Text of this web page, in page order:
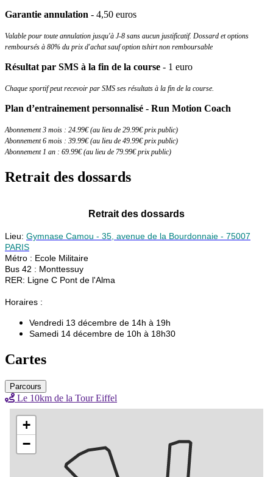
Garantie annulation - 4,50 euros
Valable pour toute annulation jusqu'à J-8 sans aucun justificatif. Dossard et options
remboursés à 80% du prix d'achat sauf option tshirt non remboursable
Résultat par SMS à la fin de la course - 1 euro
Chaque sportif peut recevoir par SMS ses résultats à la fin de la course.
Plan d’entrainement personnalisé - Run Motion Coach
Abonnement 3 mois : 24.99€ (au lieu de 29.99€ prix public)
Abonnement 6 mois : 39.99€ (au lieu de 49.99€ prix public)
Abonnement 1 an : 69.99€ (au lieu de 79.99€ prix public)
Retrait des dossards
Retrait des dossards
Lieu: Gymnase Camou - 35, avenue de la Bourdonnaie - 75007
PARIS
Métro : Ecole Militaire
Bus 42 : Monttessuy
RER: Ligne C Pont de l'Alma
Horaires :
Vendredi 13 décembre de 14h à 19h
Samedi 14 décembre de 10h à 18h30
Cartes
Parcours
Le 10km de la Tour Eiffel